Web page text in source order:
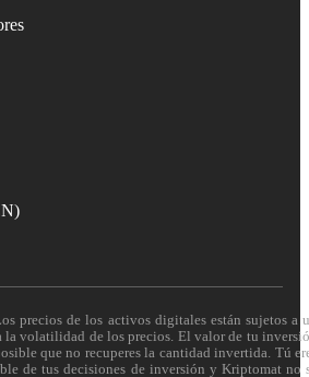
precios de los activos digitales están sujetos a
la volatilidad de los precios. El valor de tu
que no recuperes la cantidad invertida. Tú
de tus decisiones de inversión y Kriptomat no